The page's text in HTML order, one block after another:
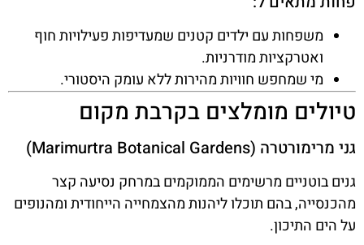
משפחות עם ילדים קטנים שמעדיפות פעילויות חוף
ואטרקציות מודרניות.
מי שמחפש חוויות מהירות ללא עומק היסטורי.
טיולים מומלצים בקרבת מקום
גני מרימורטרה (Marimurtra Botanical Gardens)
גנים בוטניים מרשימים הממוקמים במרחק נסיעה קצר
מהכנסייה, בהם תוכלו ליהנות מהצמחייה הייחודית ומהנופים
על הים התיכון.